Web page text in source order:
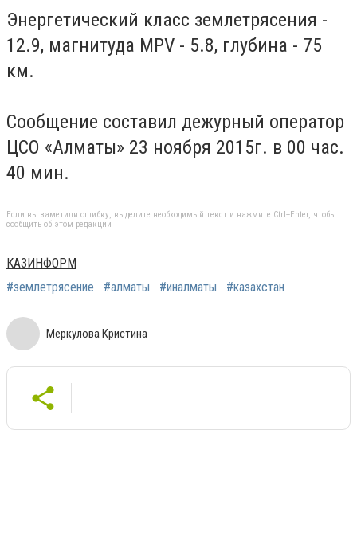
Энергетический класс землетрясения -
12.9, магнитуда MPV - 5.8, глубина - 75
км.
Сообщение составил дежурный оператор
ЦСО «Алматы» 23 ноября 2015г. в 00 час.
40 мин.
Если вы заметили ошибку, выделите необходимый текст и нажмите Ctrl+Enter, чтобы
сообщить об этом редакции
КАЗИНФОРМ
#землетрясение
#алматы #иналматы #казахстан
Меркулова Кристина